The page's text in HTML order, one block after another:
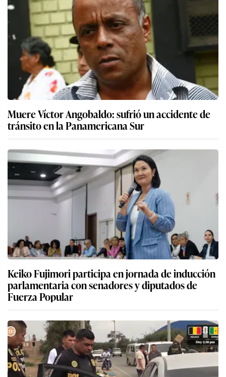
Muere Víctor Angobaldo: sufrió un accidente de
tránsito en la Panamericana Sur
Keiko Fujimori participa en jornada de inducción
parlamentaria con senadores y diputados de
Fuerza Popular